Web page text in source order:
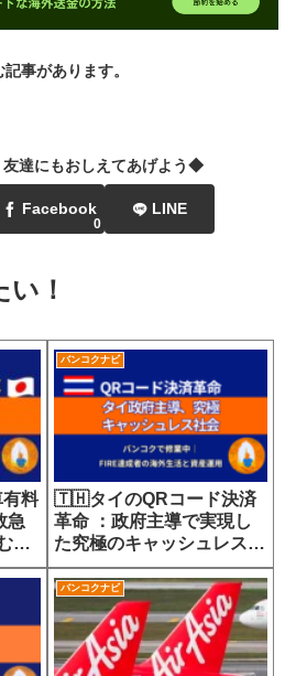
事があります。
達にもおしえてあげよう◆
Facebook
0
LINE
！
料
急
示
バンコクナビ
🇹🇭タイのQRコード決済
革命 ：政府主導で実現し
た究極のキャッシュレス社
会
バンコクナビ